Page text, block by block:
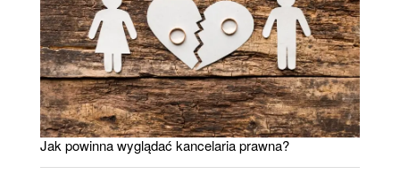
Jak powinna wyglądać kancelaria prawna?